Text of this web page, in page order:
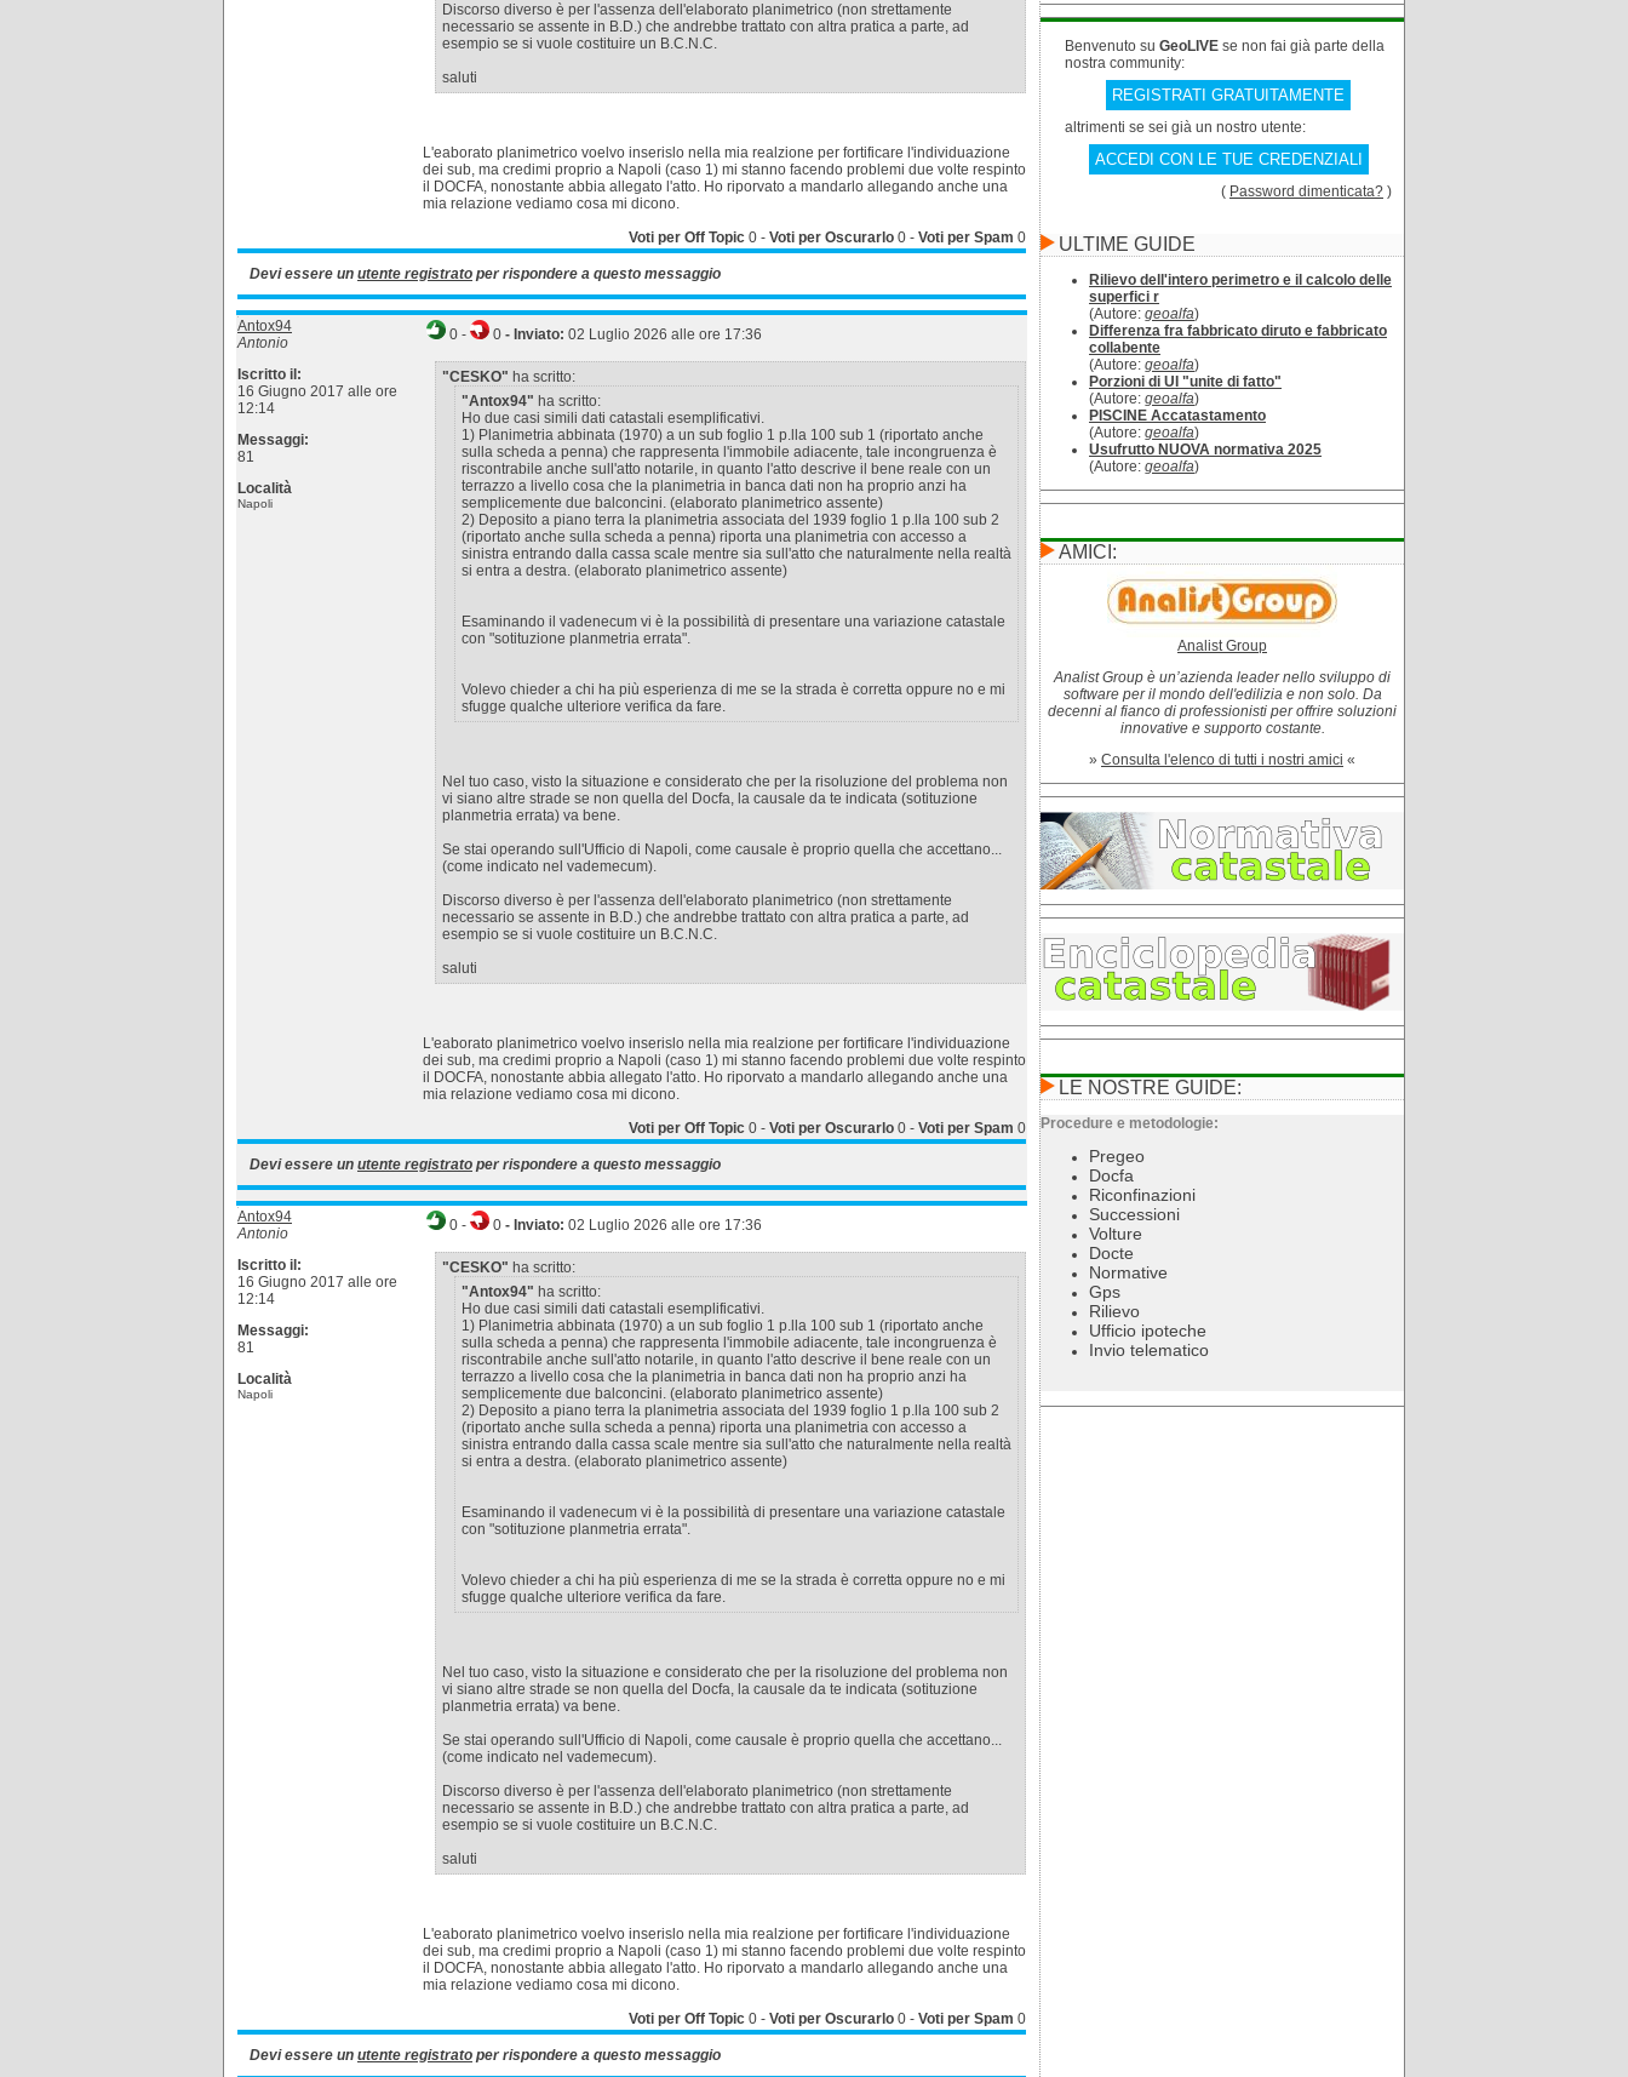
Discorso diverso è per l'assenza dell'elaborato planimetrico (non strettamente
necessario se assente in B.D.) che andrebbe trattato con altra pratica a parte, ad
esempio se si vuole costituire un B.C.N.C.
saluti
L'eaborato planimetrico voelvo inserislo nella mia realzione per fortificare l'individuazione
dei sub, ma credimi proprio a Napoli (caso 1) mi stanno facendo problemi due volte respinto
il DOCFA, nonostante abbia allegato l'atto. Ho riporvato a mandarlo allegando anche una
mia relazione vediamo cosa mi dicono.
Voti per Off Topic 0 - Voti per Oscurarlo 0 - Voti per Spam 0
Devi essere un utente registrato per rispondere a questo messaggio
Antox94
Antonio
Iscritto il:
16 Giugno 2017 alle ore
12:14
Messaggi:
81
Località
Napoli
0 - 0 - Inviato: 02 Luglio 2026 alle ore 17:36
"CESKO" ha scritto:
"Antox94" ha scritto:
Ho due casi simili dati catastali esemplificativi.
1) Planimetria abbinata (1970) a un sub foglio 1 p.lla 100 sub 1 (riportato anche
sulla scheda a penna) che rappresenta l'immobile adiacente, tale incongruenza è
riscontrabile anche sull'atto notarile, in quanto l'atto descrive il bene reale con un
terrazzo a livello cosa che la planimetria in banca dati non ha proprio anzi ha
semplicemente due balconcini. (elaborato planimetrico assente)
2) Deposito a piano terra la planimetria associata del 1939 foglio 1 p.lla 100 sub 2
(riportato anche sulla scheda a penna) riporta una planimetria con accesso a
sinistra entrando dalla cassa scale mentre sia sull'atto che naturalmente nella realtà
si entra a destra. (elaborato planimetrico assente)
Esaminando il vadenecum vi è la possibilità di presentare una variazione catastale
con "sotituzione planmetria errata".
Volevo chieder a chi ha più esperienza di me se la strada è corretta oppure no e mi
sfugge qualche ulteriore verifica da fare.
Nel tuo caso, visto la situazione e considerato che per la risoluzione del problema non
vi siano altre strade se non quella del Docfa, la causale da te indicata (sotituzione
planmetria errata) va bene.
Se stai operando sull'Ufficio di Napoli, come causale è proprio quella che accettano...
(come indicato nel vademecum).
Discorso diverso è per l'assenza dell'elaborato planimetrico (non strettamente
necessario se assente in B.D.) che andrebbe trattato con altra pratica a parte, ad
esempio se si vuole costituire un B.C.N.C.
saluti
L'eaborato planimetrico voelvo inserislo nella mia realzione per fortificare l'individuazione
dei sub, ma credimi proprio a Napoli (caso 1) mi stanno facendo problemi due volte respinto
il DOCFA, nonostante abbia allegato l'atto. Ho riporvato a mandarlo allegando anche una
mia relazione vediamo cosa mi dicono.
Voti per Off Topic 0 - Voti per Oscurarlo 0 - Voti per Spam 0
Devi essere un utente registrato per rispondere a questo messaggio
Antox94
Antonio
Iscritto il:
16 Giugno 2017 alle ore
12:14
Messaggi:
81
Località
Napoli
0 - 0 - Inviato: 02 Luglio 2026 alle ore 17:36
"CESKO" ha scritto:
"Antox94" ha scritto:
Ho due casi simili dati catastali esemplificativi.
1) Planimetria abbinata (1970) a un sub foglio 1 p.lla 100 sub 1 (riportato anche
sulla scheda a penna) che rappresenta l'immobile adiacente, tale incongruenza è
riscontrabile anche sull'atto notarile, in quanto l'atto descrive il bene reale con un
terrazzo a livello cosa che la planimetria in banca dati non ha proprio anzi ha
semplicemente due balconcini. (elaborato planimetrico assente)
2) Deposito a piano terra la planimetria associata del 1939 foglio 1 p.lla 100 sub 2
(riportato anche sulla scheda a penna) riporta una planimetria con accesso a
sinistra entrando dalla cassa scale mentre sia sull'atto che naturalmente nella realtà
si entra a destra. (elaborato planimetrico assente)
Esaminando il vadenecum vi è la possibilità di presentare una variazione catastale
con "sotituzione planmetria errata".
Volevo chieder a chi ha più esperienza di me se la strada è corretta oppure no e mi
sfugge qualche ulteriore verifica da fare.
Nel tuo caso, visto la situazione e considerato che per la risoluzione del problema non
vi siano altre strade se non quella del Docfa, la causale da te indicata (sotituzione
planmetria errata) va bene.
Se stai operando sull'Ufficio di Napoli, come causale è proprio quella che accettano...
(come indicato nel vademecum).
Discorso diverso è per l'assenza dell'elaborato planimetrico (non strettamente
necessario se assente in B.D.) che andrebbe trattato con altra pratica a parte, ad
esempio se si vuole costituire un B.C.N.C.
saluti
L'eaborato planimetrico voelvo inserislo nella mia realzione per fortificare l'individuazione
dei sub, ma credimi proprio a Napoli (caso 1) mi stanno facendo problemi due volte respinto
il DOCFA, nonostante abbia allegato l'atto. Ho riporvato a mandarlo allegando anche una
mia relazione vediamo cosa mi dicono.
Voti per Off Topic 0 - Voti per Oscurarlo 0 - Voti per Spam 0
Devi essere un utente registrato per rispondere a questo messaggio
Benvenuto su GeoLIVE se non fai già parte della
nostra community:
REGISTRATI GRATUITAMENTE
altrimenti se sei già un nostro utente:
ACCEDI CON LE TUE CREDENZIALI
( Password dimenticata? )
ULTIME GUIDE
Rilievo dell'intero perimetro e il calcolo delle
superfici r
(Autore: geoalfa)
Differenza fra fabbricato diruto e fabbricato
collabente
(Autore: geoalfa)
Porzioni di UI "unite di fatto"
(Autore: geoalfa)
PISCINE Accatastamento
(Autore: geoalfa)
Usufrutto NUOVA normativa 2025
(Autore: geoalfa)
AMICI:
Analist Group
Analist Group è un’azienda leader nello sviluppo di
software per il mondo dell'edilizia e non solo. Da
decenni al fianco di professionisti per offrire soluzioni
innovative e supporto costante.
» Consulta l'elenco di tutti i nostri amici «
LE NOSTRE GUIDE:
Procedure e metodologie:
Pregeo
Docfa
Riconfinazioni
Successioni
Volture
Docte
Normative
Gps
Rilievo
Ufficio ipoteche
Invio telematico